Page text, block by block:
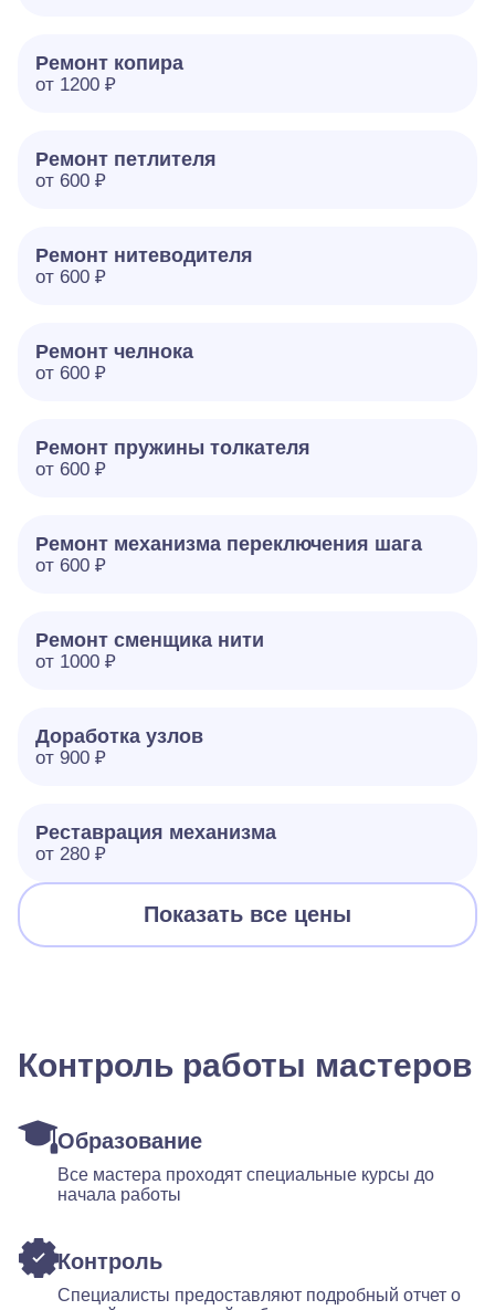
Ремонт копира
от 1200 ₽
Ремонт петлителя
от 600 ₽
Ремонт нитеводителя
от 600 ₽
Ремонт челнока
от 600 ₽
Ремонт пружины толкателя
от 600 ₽
Ремонт механизма переключения шага
от 600 ₽
Ремонт сменщика нити
от 1000 ₽
Доработка узлов
от 900 ₽
Реставрация механизма
от 280 ₽
Показать все цены
Контроль работы мастеров
Образование
Все мастера проходят специальные курсы до
начала работы
Контроль
Специалисты предоставляют подробный отчет о